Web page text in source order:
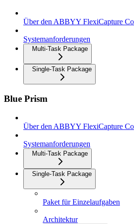
Über den ABBYY FlexiCapture
Systemanforderungen
Multi-Task Package
Single-Task Package
Blue Prism
Über den ABBYY FlexiCapture
Systemanforderungen
Multi-Task Package
Single-Task Package
Paket für Einzelaufgaben
Architektur